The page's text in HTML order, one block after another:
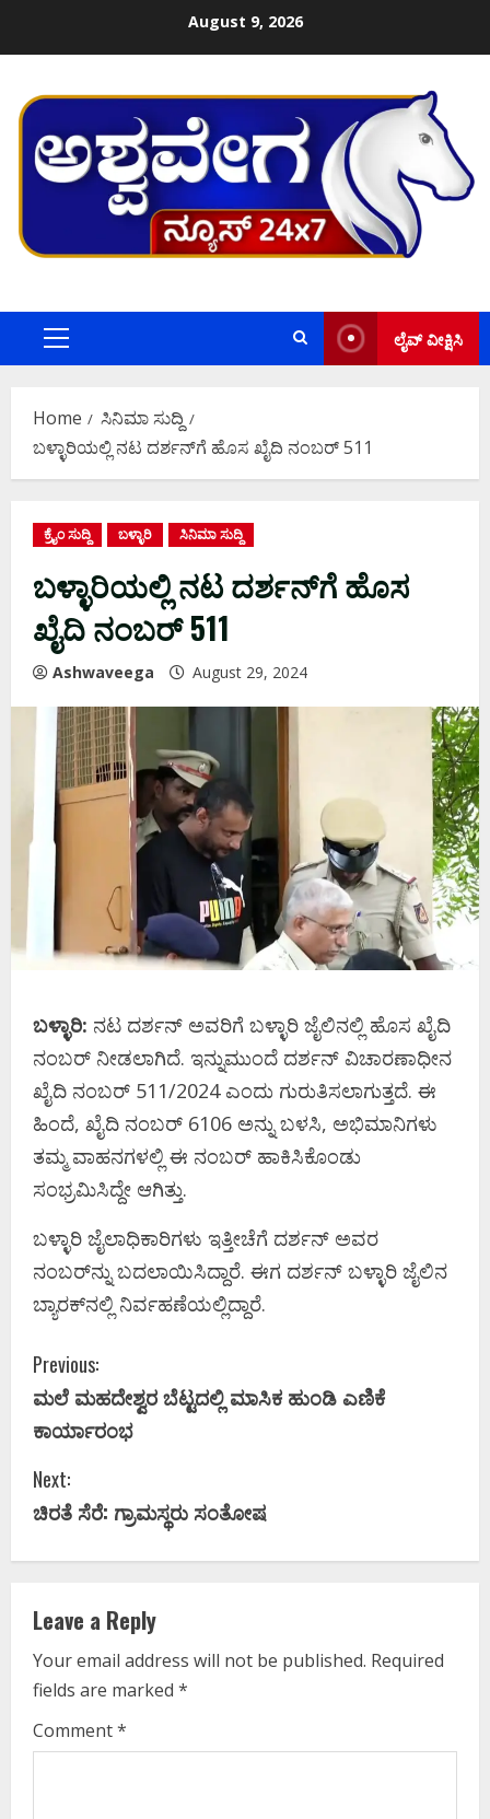
August 9, 2026
Primary
ಲೈವ್ ವೀಕ್ಷಿಸಿ
Home
ಸಿನಿಮಾ ಸುದ್ದಿ
ಬಳ್ಳಾರಿಯಲ್ಲಿ ನಟ ದರ್ಶನ್‌ಗೆ ಹೊಸ ಖೈದಿ ನಂಬರ್ 511
ಕ್ರೈಂ ಸುದ್ದಿ ಬಳ್ಳಾರಿ ಸಿನಿಮಾ ಸುದ್ದಿ
ಬಳ್ಳಾರಿಯಲ್ಲಿ ನಟ ದರ್ಶನ್‌ಗೆ ಹೊಸ
ಖೈದಿ ನಂಬರ್ 511
Ashwaveega August 29, 2024
ಬಳ್ಳಾರಿ: ನಟ ದರ್ಶನ್‌ ಅವರಿಗೆ ಬಳ್ಳಾರಿ ಜೈಲಿನಲ್ಲಿ ಹೊಸ ಖೈದಿ
ನಂಬರ್ ನೀಡಲಾಗಿದೆ. ಇನ್ನುಮುಂದೆ ದರ್ಶನ್ ವಿಚಾರಣಾಧೀನ
ಖೈದಿ ನಂಬರ್ 511/2024 ಎಂದು ಗುರುತಿಸಲಾಗುತ್ತದೆ. ಈ
ಹಿಂದೆ, ಖೈದಿ ನಂಬರ್ 6106 ಅನ್ನು ಬಳಸಿ, ಅಭಿಮಾನಿಗಳು
ತಮ್ಮ ವಾಹನಗಳಲ್ಲಿ ಈ ನಂಬರ್ ಹಾಕಿಸಿಕೊಂಡು
ಸಂಭ್ರಮಿಸಿದ್ದೇ ಆಗಿತ್ತು.
ಬಳ್ಳಾರಿ ಜೈಲಾಧಿಕಾರಿಗಳು ಇತ್ತೀಚೆಗೆ ದರ್ಶನ್‌ ಅವರ
ನಂಬರ್‌ನ್ನು ಬದಲಾಯಿಸಿದ್ದಾರೆ. ಈಗ ದರ್ಶನ್‌ ಬಳ್ಳಾರಿ ಜೈಲಿನ
ಬ್ಯಾರಕ್‌ನಲ್ಲಿ ನಿರ್ವಹಣೆಯಲ್ಲಿದ್ದಾರೆ.
C
o
n
t
i
n
u
e
R
Previous:
ಮಲೆ ಮಹದೇಶ್ವರ ಬೆಟ್ಟದಲ್ಲಿ ಮಾಸಿಕ ಹುಂಡಿ ಎಣಿಕೆ
ಕಾರ್ಯಾರಂಭ
Next:
ಚಿರತೆ ಸೆರೆ: ಗ್ರಾಮಸ್ಥರು ಸಂತೋಷ
Leave a Reply
Your email address will not be published. Required
fields are marked *
Comment*